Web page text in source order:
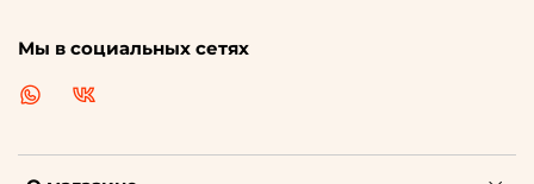
Мы в социальных сетях